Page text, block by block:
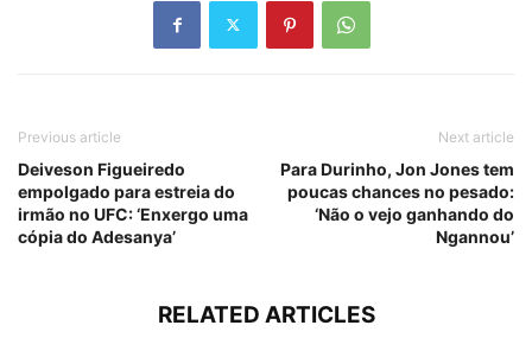
Previous article
Deiveson Figueiredo
empolgado para estreia do
irmão no UFC: ‘Enxergo uma
cópia do Adesanya’
Next article
Para Durinho, Jon Jones tem
poucas chances no pesado:
‘Não o vejo ganhando do
Ngannou’
RELATED ARTICLES